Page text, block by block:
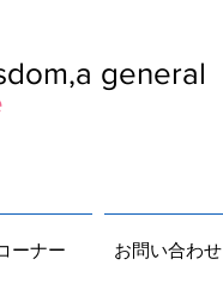
general
ーナー お問い合わせ